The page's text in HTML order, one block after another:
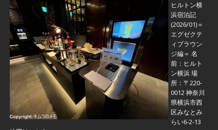
ヒルトン横
浜宿泊記
(2026/01)＝
エグゼクテ
ィブラウン
ジ編＝ 名
前：ヒルト
ン横浜 場
所：〒220-
0012 神奈川
県横浜市西
区みなとみ
らい6-2-13